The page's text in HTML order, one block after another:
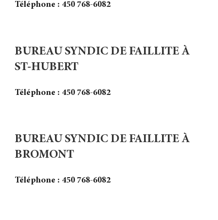
Téléphone : 450 768-6082
BUREAU SYNDIC DE FAILLITE À
ST-HUBERT
Téléphone : 450 768-6082
BUREAU SYNDIC DE FAILLITE À
BROMONT
Téléphone : 450 768-6082